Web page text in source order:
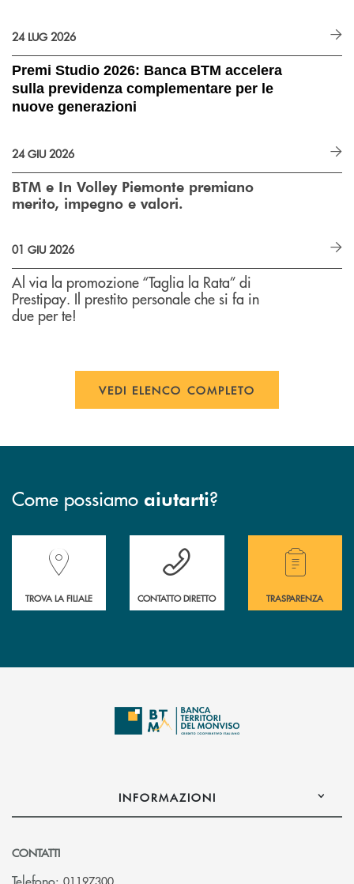
24 LUG 2026
Premi Studio 2026: Banca BTM accelera
sulla previdenza complementare per le
nuove generazioni
24 GIU 2026
BTM e In Volley Piemonte premiano
merito, impegno e valori.
01 GIU 2026
Al via la promozione “Taglia la Rata” di
Prestipay. Il prestito personale che si fa in
due per te!
VEDI ELENCO COMPLETO
Come possiamo aiutarti?
Accedi all' elenco completo delle filiali della Banca.
TROVA LA FILIALE
Hai bisogno di assistenza immediata?
CONTATTO DIRETTO
Hai bisogno di
TRASPARENZA
INFORMAZIONI
CONTATTI